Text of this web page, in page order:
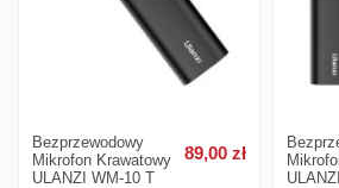
Bezprzewodowy
Mikrofon Krawatowy
ULANZI WM-10 T
89,00 zł